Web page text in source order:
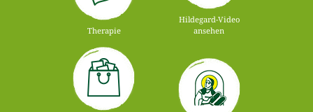
Therapie
Hildegard-Video
ansehen